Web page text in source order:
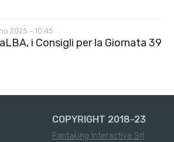
2025 - 10:45
i Consigli per la Giornata 39
COPYRIGHT 2018-23
Fantaking Interactive Srl